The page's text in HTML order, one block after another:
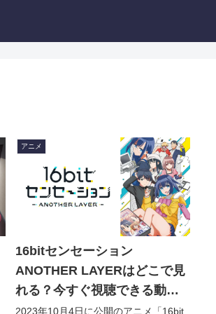
アニメ
16bitセンセーション
ANOTHER LAYERはどこで見
れる？今すぐ視聴できる動画
配信サービスを紹介！
2023年10月4日に公開のアニメ「16bit